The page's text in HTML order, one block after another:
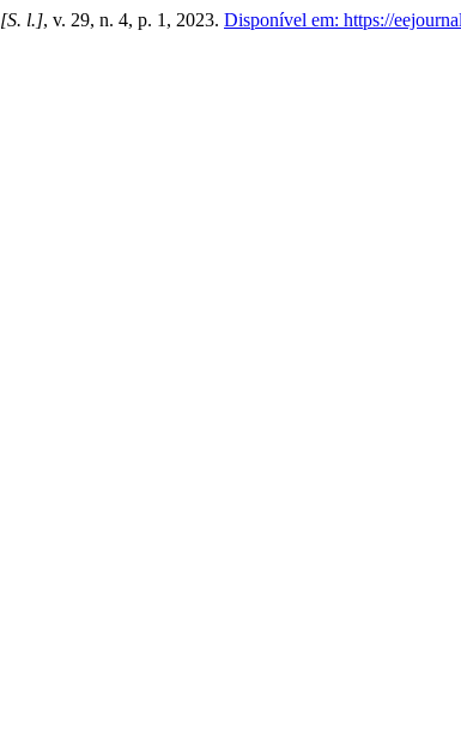
[S. l.], v. 29, n. 4, p. 1, 2023. Disponível em: https://